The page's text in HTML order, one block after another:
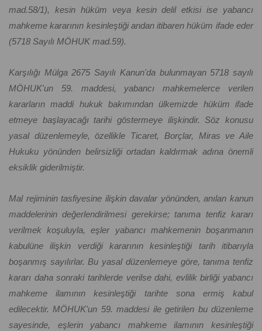
mad.58/1), kesin hüküm veya kesin delil etkisi ise yabancı
mahkeme kararının kesinleştiği andan itibaren hüküm ifade eder
(5718 Sayılı MÖHUK mad.59).
Karşılığı Mülga 2675 Sayılı Kanun'da bulunmayan 5718 sayılı
MÖHUK'un 59. maddesi, yabancı mahkemelerce verilen
kararların maddi hukuk bakımından ülkemizde hüküm ifade
etmeye başlayacağı tarihi göstermeye ilişkindir. Söz konusu
yasal düzenlemeyle, özellikle Ticaret, Borçlar, Miras ve Aile
Hukuku yönünden belirsizliği ortadan kaldırmak adına önemli
eksiklik giderilmiştir.
Mal rejiminin tasfiyesine ilişkin davalar yönünden, anılan kanun
maddelerinin değerlendirilmesi gerekirse; tanıma tenfiz kararı
verilmek koşuluyla, eşler yabancı mahkemenin boşanmanın
kabulüne ilişkin verdiği kararının kesinleştiği tarih itibarıyla
boşanmış sayılırlar. Bu yasal düzenlemeye göre, tanıma tenfiz
kararı daha sonraki tarihlerde verilse dahi, evlilik birliği yabancı
mahkeme ilamının kesinleştiği tarihte sona ermiş kabul
edilecektir. MÖHUK'un 59. maddesi ile getirilen bu düzenleme
sayesinde, eşlerin yabancı mahkeme ilamının kesinleştiği